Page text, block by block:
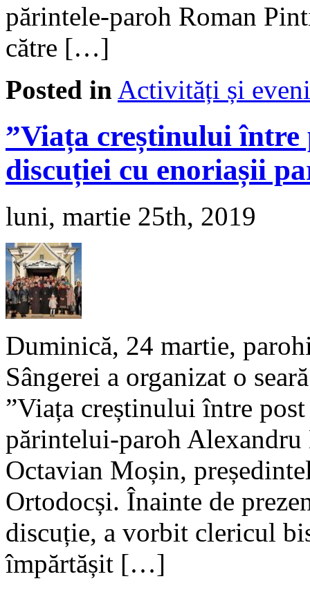
părintele-paroh Roman
către […]
Posted in Activități și
”Viața creștinului între
discuției cu enoriașii
luni, martie 25th, 2019
Duminică, 24 martie,
Sângerei a organizat o
”Viața creștinului între
părintelui-paroh Alexandru
Octavian Moșin,
Ortodocși. Înainte de
discuție, a vorbit clericul
împărtășit […]